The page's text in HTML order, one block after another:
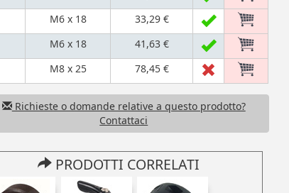
M6 x 18
33,29 €
M6 x 18
41,63 €
M8 x 25 78,45 €
Richieste o domande relative a questo prodotto?
Contattaci
PRODOTTI CORRELATI